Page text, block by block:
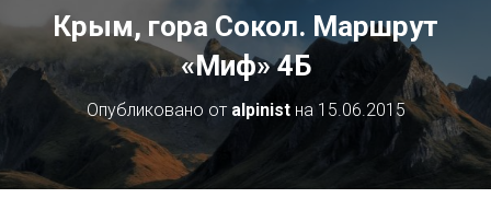
Крым, гора Сокол. Маршрут
«Миф» 4Б
Опубликовано от alpinistна 15.06.2015